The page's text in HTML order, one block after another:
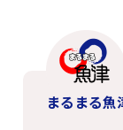
まるまる